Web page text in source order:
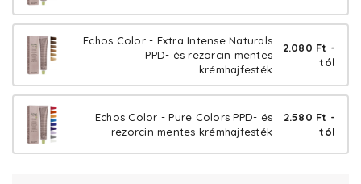
Echos Color - Extra Intense Naturals
PPD- és rezorcin mentes
krémhajfesték
2.080 Ft -
tól
Echos Color - Pure Colors PPD- és
rezorcin mentes krémhajfesték
2.580 Ft -
tól